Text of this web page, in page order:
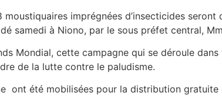
moustiquaires imprégnées d’insecticides
samedi à Niono, par le sous préfet central,
Mondial, cette campagne qui se déroule
de la lutte contre le paludisme.
ont été mobilisées pour la distribution gratuite